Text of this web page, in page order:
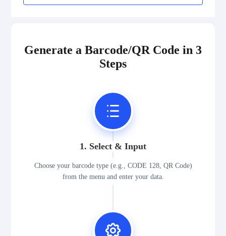
Generate a Barcode/QR Code in 3
Steps
1. Select & Input
Choose your barcode type (e.g., CODE 128, QR Code)
from the menu and enter your data.